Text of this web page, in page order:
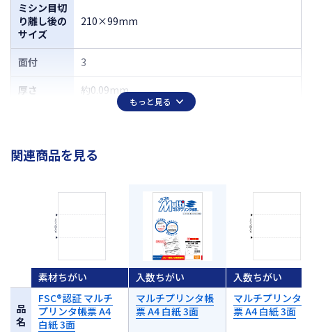
ミシン目切
り離し後の
サイズ
210×99mm
面付
3
厚さ
約0.09mm
もっと見る
関連商品を見る
品
名
素材ちがい
FSC®認証 マルチ
プリンタ帳票 A4
白紙 3面
入数ちがい
マルチプリンタ帳
票 A4 白紙 3面
入数ちがい
マルチプリンタ帳
票 A4 白紙 3面